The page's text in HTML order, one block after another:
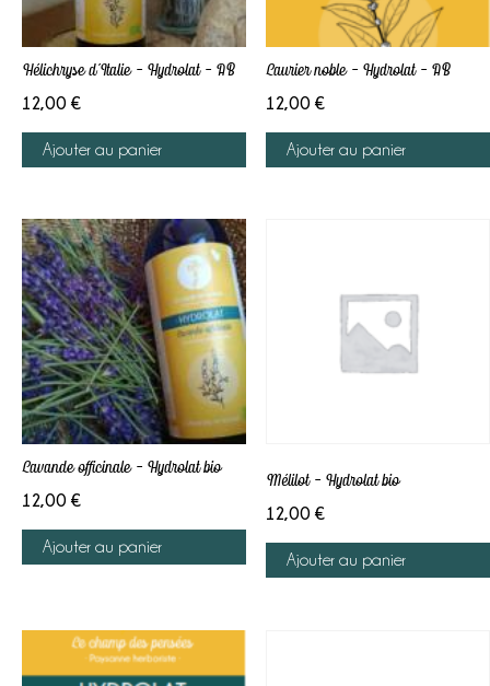
Hélichryse d’Italie – Hydrolat – AB
12,00 €
Ajouter au panier
Laurier noble – Hydrolat – AB
12,00 €
Ajouter au panier
Lavande officinale – Hydrolat bio
12,00 €
Ajouter au panier
Mélilot – Hydrolat bio
12,00 €
Ajouter au panier